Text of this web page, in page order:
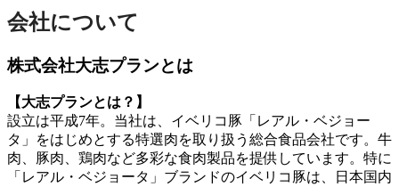
会社について
株式会社大志プランとは
【大志プランとは？】
設立は平成7年。当社は、イベリコ豚「レアル・ベジョー
タ」をはじめとする特選肉を取り扱う総合食品会社です。牛
肉、豚肉、鶏肉など多彩な食肉製品を提供しています。特に
「レアル・ベジョータ」ブランドのイベリコ豚は、日本国内